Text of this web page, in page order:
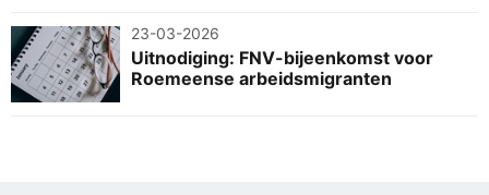
23-03-2026
Uitnodiging: FNV-bijeenkomst voor
Roemeense arbeidsmigranten